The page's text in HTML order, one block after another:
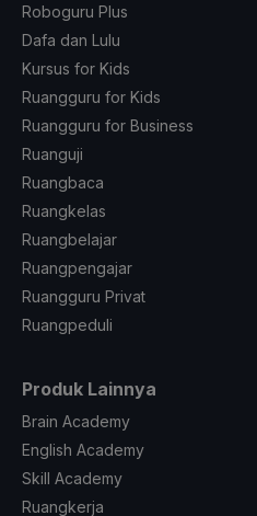
Roboguru Plus
Dafa dan Lulu
Kursus for Kids
Ruangguru for Kids
Ruangguru for Business
Ruanguji
Ruangbaca
Ruangkelas
Ruangbelajar
Ruangpengajar
Ruangguru Privat
Ruangpeduli
Produk Lainnya
Brain Academy
English Academy
Skill Academy
Ruangkerja